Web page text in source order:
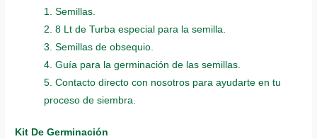
1. Semillas.
2. 8 Lt de Turba especial para la semilla.
3. Semillas de obsequio.
4. Guía para la germinación de las semillas.
5. Contacto directo con nosotros para ayudarte en tu
proceso de siembra.
Kit De Germinación